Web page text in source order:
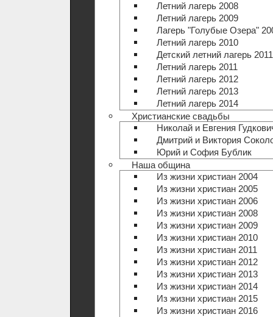
Летний лагерь 2008
Летний лагерь 2009
Лагерь "Голубые Озера"
Летний лагерь 2010
Детский летний лагерь 2011
Летний лагерь 2011
Летний лагерь 2012
Летний лагерь 2013
Летний лагерь 2014
Христианские свадьбы
Николай и Евгения
Дмитрий и Виктория
Юрий и София Бублик
Наша община
Из жизни христиан 2004
Из жизни христиан 2005
Из жизни христиан 2006
Из жизни христиан 2008
Из жизни христиан 2009
Из жизни христиан 2010
Из жизни христиан 2011
Из жизни христиан 2012
Из жизни христиан 2013
Из жизни христиан 2014
Из жизни христиан 2015
Из жизни христиан 2016